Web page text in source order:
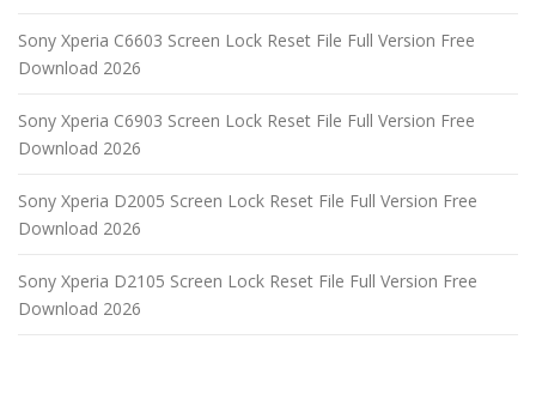
Sony Xperia C6603 Screen Lock Reset File Full Version Free
Download 2026
Sony Xperia C6903 Screen Lock Reset File Full Version Free
Download 2026
Sony Xperia D2005 Screen Lock Reset File Full Version Free
Download 2026
Sony Xperia D2105 Screen Lock Reset File Full Version Free
Download 2026